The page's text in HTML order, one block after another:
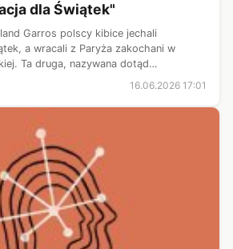
dla Świątek"
Garros polscy kibice jechali
a wracali z Paryża zakochani w
Ta druga, nazywana dotąd
usunęła sławną koleżankę w cień. W
dysk...
16.06.2026 17:01